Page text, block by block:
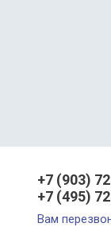
+7 (903)
+7 (495)
Вам